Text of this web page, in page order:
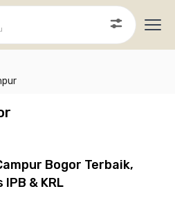
Bogor Terbaik,
& KRL